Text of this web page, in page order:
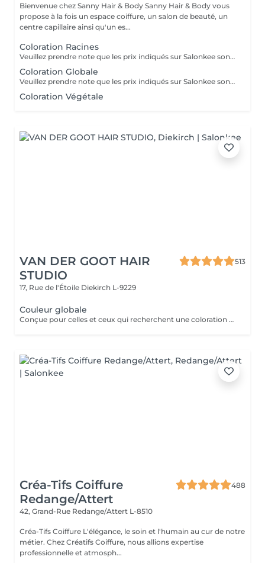
Bienvenue chez Sanny Hair & Body Sanny Hair & Body vous
propose à la fois un espace coiffure, un salon de beauté, un
centre capillaire ainsi qu'un es...
Coloration Racines
Veuillez prendre note que les prix indiqués sur Salonkee sont communiqués à titre informatif et s'entendent de base. Ces derniers sont susceptibles de varier selon le diagnostic réalisé à votre arrivée au salon et l'expertise du professionnel à qui vous confiez votre beauté. Dans tous les cas, un devis précis vous sera proposé et toutes réalisations de prestations seront effectuées avec votre accord. Un grand merci d'avance pour votre compréhension. Au plaisir de vous recevoir très vite.
Coloration Globale
Veuillez prendre note que les prix indiqués sur Salonkee sont communiqués à titre informatif et s'entendent de base. Ces derniers sont susceptibles de varier selon le diagnostic réalisé à votre arrivée au salon et l'expertise du professionnel à qui vous confiez votre beauté. Dans tous les cas, un devis précis vous sera proposé et toutes réalisations de prestations seront effectuées avec votre accord. Un grand merci d'avance pour votre compréhension. Au plaisir de vous recevoir très vite.
Coloration Végétale
VAN DER GOOT HAIR
STUDIO
513
17, Rue de l'Étoile Diekirch L-9229
Couleur globale
Conçue pour celles et ceux qui recherchent une coloration complète haut de gamme, idéale pour raviver les cuivrés intenses et les rouges éclatants, tout en apportant aux brunettes plus de chaleur, d'élégance et une richesse subtilement sophistiquée.
Créa-Tifs Coiffure
Redange/Attert
488
42, Grand-Rue Redange/Attert L-8510
Créa-Tifs Coiffure L'élégance, le soin et l'humain au cur de notre
métier. Chez Créatifs Coiffure, nous allions expertise
professionnelle et atmosph...